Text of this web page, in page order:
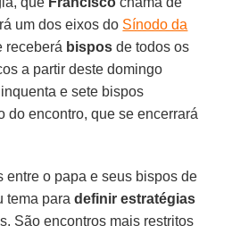
um dos eixos do Sínodo da
receberá bispos de todos os
a partir deste domingo
e sete bispos
do encontro, que se encerrará
entre o papa e seus bispos de
tema para definir estratégias
São encontros mais restritos